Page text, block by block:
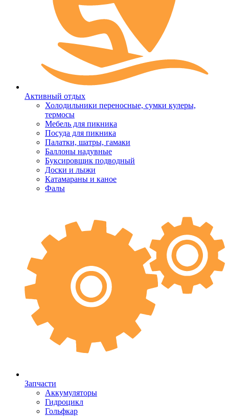
Активный отдых
Холодильники переносные, сумки кулеры,
термосы
Мебель для пикника
Посуда для пикника
Палатки, шатры, гамаки
Баллоны надувные
Буксировщик подводный
Доски и лыжи
Катамараны и каное
Фалы
Запчасти
Аккумуляторы
Гидроцикл
Гольфкар